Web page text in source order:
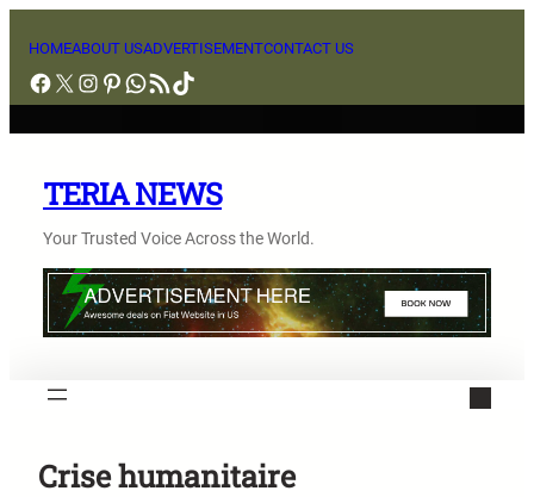
contenu
HOMEABOUT USADVERTISEMENTCONTACT US
Facebook
X Instagram
Pinterest
WhatsApp
Flux RSSTikTok
TERIA NEWS
Your Trusted Voice Across the World.
Crise humanitaire